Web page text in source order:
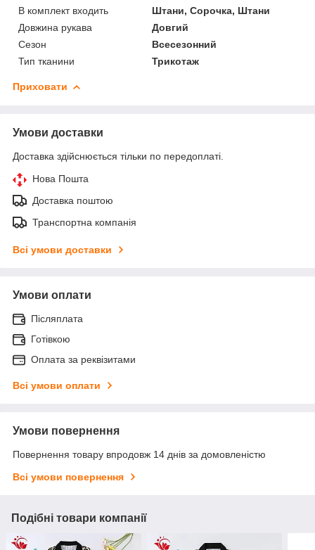
В комплект входить
Штани, Сорочка, Штани
Довжина рукава
Довгий
Сезон
Всесезонний
Тип тканини
Трикотаж
Приховати
Умови доставки
Доставка здійснюється тільки по передоплаті.
Нова Пошта
Доставка поштою
Транспортна компанія
Всі умови доставки
Умови оплати
Післяплата
Готівкою
Оплата за реквізитами
Всі умови оплати
Умови повернення
Повернення товару впродовж 14 днів за домовленістю
Всі умови повернення
Подібні товари компанії